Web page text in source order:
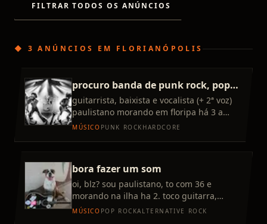
FILTRAR TODOS OS ANÚNCIOS
◆ 3 ANÚNCIOS EM FLORIANÓPOLIS
procuro banda de punk rock, pop
punk ou hardcore
guitarrista, baixista e vocalista (+ 2ª voz)
paulistano morando em floripa há 3 a
busca aí de banda, seja cover ou autoral,
MÚSICO PUNK ROCK HARDCORE
bora fazer um som
oi, blz? sou paulistano, to com 36 e
morando na ilha ha 2. toco guitarra,
baixo, ukelele, cavaco e to arranhando um
MÚSICO POP ROCKALTERNATIVE ROCK